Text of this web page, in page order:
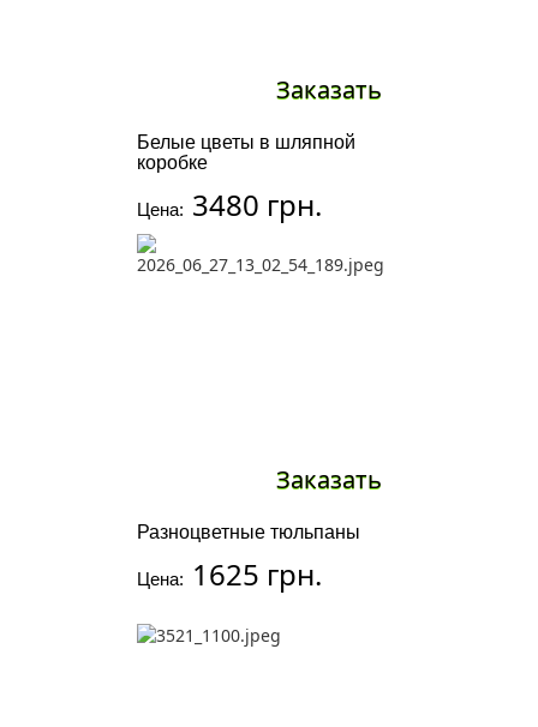
Белые цветы в шляпной
коробке
Цена: 3480 грн.
Заказать
Разноцветные тюльпаны
Цена: 1625 грн.
Заказать